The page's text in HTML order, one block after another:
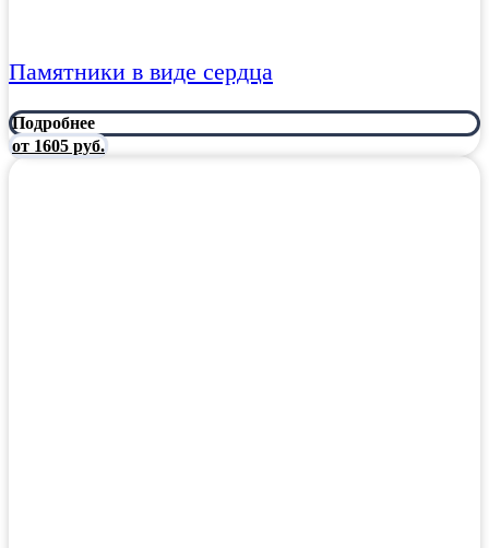
Памятники в виде сердца
Подробнее
от 1605 руб.